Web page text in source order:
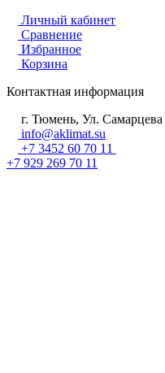
Личный кабинет
Сравнение
Избранное
Корзина
Контактная информация
г. Тюмень, Ул. Самарцева
info@aklimat.su
+7 3452 60 70 11
+7 929 269 70 11